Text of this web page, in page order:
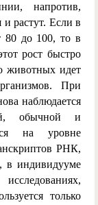
напротив,
растут. Если в
80 до 100, то в
рост быстро
животных идет
При
наблюдается
обычной и
на уровне
РНК,
в индивидууме
только